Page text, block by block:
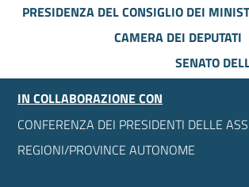
PRESIDENZA DEL CONSIGLIO DEI
CAMERA DEI DEPUTATI
SENATO
IN COLLABORAZIONE CON
CONFERENZA DEI PRESIDENTI DELLE
REGIONI/PROVINCE AUTONOME